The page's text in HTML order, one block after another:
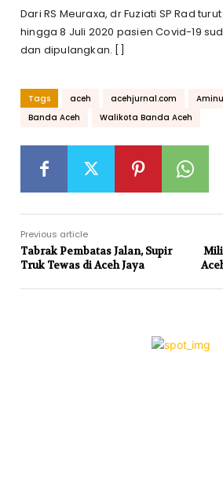
Dari RS Meuraxa, dr Fuziati SP Rad
hingga 8 Juli 2020 pasien Covid-19
dan dipulangkan. []
Tags aceh acehjurnal.com
Banda Aceh
Walikota Banda Aceh
Previous article
Tabrak Pembatas Jalan, Supir
Truk Tewas di Aceh Jaya